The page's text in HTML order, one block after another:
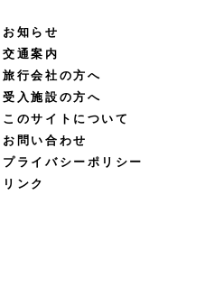
お知らせ
交通案内
旅行会社の方へ
受入施設の方へ
このサイトについて
お問い合わせ
プライバシーポリシー
リンク